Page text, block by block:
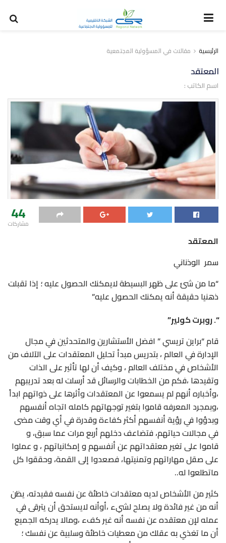
الرئيسية مقالات في المسؤولية المجتمعية
المعتقد
اسم الكاتب :
44
مشاركات
المعتقد
سمر الوذناني
“ما من شئ على ظهر البسيطة لايمكنك الحصول عليه ؛ إذا تقبلت
ذهنيا حقيقة أنه يمكنك الحصول عليه”
“. روبرت كولير”
قام “براين تريسي ” افضل الأستشارين والمتحدثين في مجال
الإدارة في العالم ، بتدريس مبدأ تحليل المعتقدات على الآلاف من
الأشخاص في مختلف العالم ، وكيف أن لها تأثير على الذات
وتقيدها ،فكم من الخطابات والرسائل قد أرسلت له بعد تدريبهم
،وأخباره أنهم لم يسمعوا عن المعتقدات وأثرها على ذواتهم ابداً
،وبمجرد المعرفه قاموا بتغير توجهاتهم كامله اتجاه أنفسهم
وبدؤوا في رؤية أنفسهم أكثر كفاءة وقدرة في أي وقت مضى
في مجالات حياتهم، فتضاعف دخلهم أربع مرات عما سبق، و
قاموا على تغير معتقداتهم عن أنفسهم و إمكانياتهم ، و عملوا
على صقل مهاراتهم وتمنيتها، فصعدوا إلى القمة، وحققوا كل
ماتطلعوا له..
كثير من الأشخاص لديه معتقدات خاطئة عن نفسه فقيدته، يظن
أنه من غير فائدة ولا يصلح لشيء ،أوأنه لايستحق أن يترقى في
عمله لإن معتقده عن نفسه أنه غير كفء ،ومالا يدركه الجميع
أن ما تغذي به عقلك من معطيات خاطئة وسلبية عن نفسك ؛